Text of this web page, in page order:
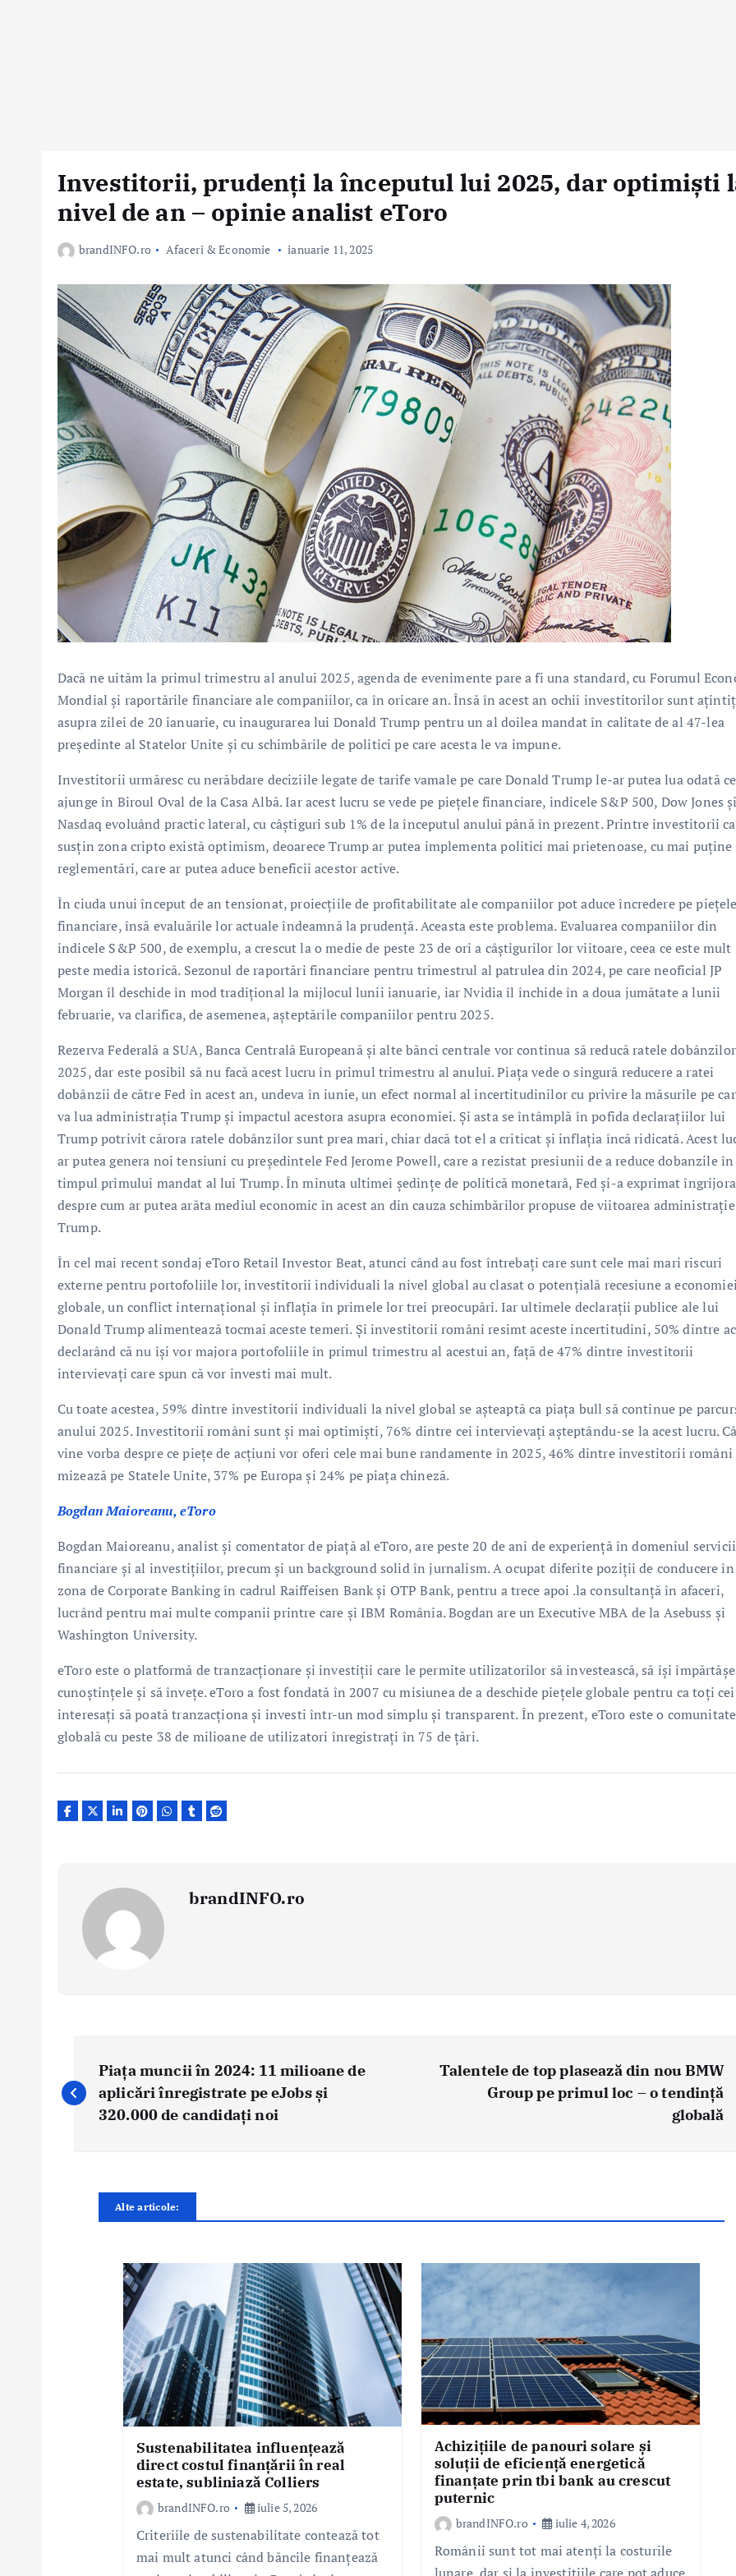
Investitorii, prudenți la începutul lui 2025, dar optimiști
nivel de an – opinie analist eToro
brandINFO.ro Afaceri & Economie ianuarie 11, 2025
Dacă ne uităm la primul trimestru al anului 2025, agenda de evenimente pare a fi una standard, cu Forumul
Mondial și raportările financiare ale companiilor, ca în oricare an. Însă în acest an ochii investitorilor sunt
asupra zilei de 20 ianuarie, cu inaugurarea lui Donald Trump pentru un al doilea mandat în calitate de al 47-lea
președinte al Statelor Unite și cu schimbările de politici pe care acesta le va impune.
Investitorii urmăresc cu nerăbdare deciziile legate de tarife vamale pe care Donald Trump le-ar putea lua odată
ajunge în Biroul Oval de la Casa Albă. Iar acest lucru se vede pe piețele financiare, indicele S&P 500, Dow Jones și
Nasdaq evoluând practic lateral, cu câștiguri sub 1% de la începutul anului până în prezent. Printre investitorii
susțin zona cripto există optimism, deoarece Trump ar putea implementa politici mai prietenoase, cu mai puține
reglementări, care ar putea aduce beneficii acestor active.
În ciuda unui început de an tensionat, proiecțiile de profitabilitate ale companiilor pot aduce încredere pe piețele
financiare, însă evaluările lor actuale îndeamnă la prudență. Aceasta este problema. Evaluarea companiilor din
indicele S&P 500, de exemplu, a crescut la o medie de peste 23 de ori a câștigurilor lor viitoare, ceea ce este mult
peste media istorică. Sezonul de raportări financiare pentru trimestrul al patrulea din 2024, pe care neoficial JP
Morgan îl deschide în mod tradițional la mijlocul lunii ianuarie, iar Nvidia îl închide în a doua jumătate a lunii
februarie, va clarifica, de asemenea, așteptările companiilor pentru 2025.
Rezerva Federală a SUA, Banca Centrală Europeană și alte bănci centrale vor continua să reducă ratele
2025, dar este posibil să nu facă acest lucru în primul trimestru al anului. Piața vede o singură reducere a ratei
dobânzii de către Fed în acest an, undeva în iunie, un efect normal al incertitudinilor cu privire la măsurile pe
va lua administrația Trump și impactul acestora asupra economiei. Și asta se întâmplă în pofida declarațiilor lui
Trump potrivit cărora ratele dobânzilor sunt prea mari, chiar dacă tot el a criticat și inflația încă ridicată. Acest
ar putea genera noi tensiuni cu președintele Fed Jerome Powell, care a rezistat presiunii de a reduce dobanzile în
timpul primului mandat al lui Trump. În minuta ultimei ședințe de politică monetară, Fed și-a exprimat
despre cum ar putea arăta mediul economic în acest an din cauza schimbărilor propuse de viitoarea administrație
Trump.
În cel mai recent sondaj eToro Retail Investor Beat, atunci când au fost întrebați care sunt cele mai mari riscuri
externe pentru portofoliile lor, investitorii individuali la nivel global au clasat o potențială recesiune a economiei
globale, un conflict internațional și inflația în primele lor trei preocupări. Iar ultimele declarații publice ale lui
Donald Trump alimentează tocmai aceste temeri. Și investitorii români resimt aceste incertitudini, 50% dintre
declarând că nu își vor majora portofoliile în primul trimestru al acestui an, față de 47% dintre investitorii
intervievați care spun că vor investi mai mult.
Cu toate acestea, 59% dintre investitorii individuali la nivel global se așteaptă ca piața bull să continue pe
anului 2025. Investitorii români sunt și mai optimiști, 76% dintre cei intervievați așteptându-se la acest lucru.
vine vorba despre ce piețe de acțiuni vor oferi cele mai bune randamente în 2025, 46% dintre investitorii români
mizează pe Statele Unite, 37% pe Europa și 24% pe piața chineză.
Bogdan Maioreanu, eToro
Bogdan Maioreanu, analist și comentator de piață al eToro, are peste 20 de ani de experiență în domeniul
financiare și al investițiilor, precum și un background solid în jurnalism. A ocupat diferite poziții de conducere în
zona de Corporate Banking în cadrul Raiffeisen Bank și OTP Bank, pentru a trece apoi .la consultanță în afaceri,
lucrând pentru mai multe companii printre care și IBM România. Bogdan are un Executive MBA de la Asebuss și
Washington University.
eToro este o platformă de tranzacționare și investiții care le permite utilizatorilor să investească, să își
cunoștințele și să învețe. eToro a fost fondată în 2007 cu misiunea de a deschide piețele globale pentru ca toți cei
interesați să poată tranzacționa și investi într-un mod simplu și transparent. În prezent, eToro este o comunitate
globală cu peste 38 de milioane de utilizatori înregistrați în 75 de țări.
brandINFO.ro
v
Piața muncii în 2024: 11 milioane de
aplicări înregistrate pe eJobs și
320.000 de candidați noi
Talentele de top plasează din nou BMW
Group pe primul loc – o tendinţă
globală
Alte articole:
Sustenabilitatea influențează
direct costul finanțării în real
estate, subliniază Colliers
brandINFO.ro iulie 5, 2026
Criteriile de sustenabilitate contează tot
mai mult atunci când băncile finanțează
Achizițiile de panouri solare și
soluții de eficiență energetică
finanțate prin tbi bank au crescut
puternic
brandINFO.ro iulie 4, 2026
Românii sunt tot mai atenți la costurile
lunare, dar și la investițiile care pot aduce